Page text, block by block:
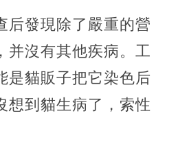
后發現除了嚴重的營
并沒有其他疾病。工
是貓販子把它染色后
想到貓生病了，索性